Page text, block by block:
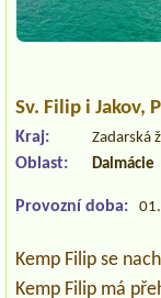
Sv. Filip i Jakov,
Kraj: Zadarská
Oblast: Dalmácie
Provozní doba:
Kemp Filip se
Kemp Filip má